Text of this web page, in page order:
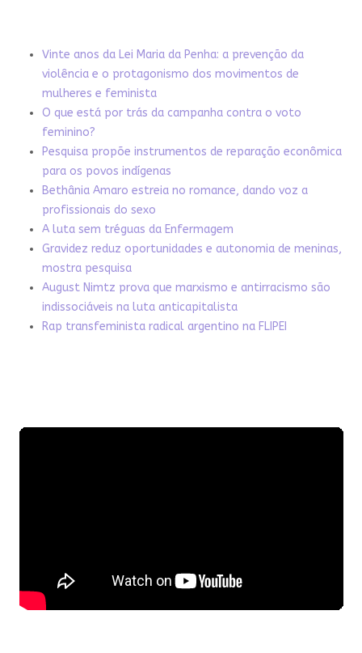
Vinte anos da Lei Maria da Penha: a prevenção da
violência e o protagonismo dos movimentos de
mulheres e feminista
O que está por trás da campanha contra o voto
feminino?
Pesquisa propõe instrumentos de reparação econômica
para os povos indígenas
Bethânia Amaro estreia no romance, dando voz a
profissionais do sexo
A luta sem tréguas da Enfermagem
Gravidez reduz oportunidades e autonomia de meninas,
mostra pesquisa
August Nimtz prova que marxismo e antirracismo são
indissociáveis na luta anticapitalista
Rap transfeminista radical argentino na FLIPEI